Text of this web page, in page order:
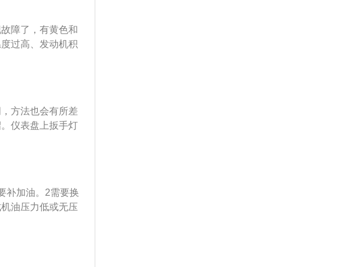
杂质或水分，使
标。解决方法：
升高，造成各处
油泵。
题过于严重。解
机当转速接近怠
正常。解决方
动力明显不足。
：去4S店检查修
。6、发动机烧
，影响乘坐舒适
能满足发动机的
油压力传感器，
障了，有黄色和
过高、发动机积
钥匙门时，车辆
但是到必须保养
上报修的；车
汽车暴力驾驶
高的情况。这种
动机温度过高
不能正常燃烧从
行清理。3、发
障造成的。这种
情况要及时更换
方法也会有所差
仪表盘上扳手灯
配，需要在有此
养完了也不会自
补加油。2需要换
油压力低或无压
隙中泄漏，造
养。